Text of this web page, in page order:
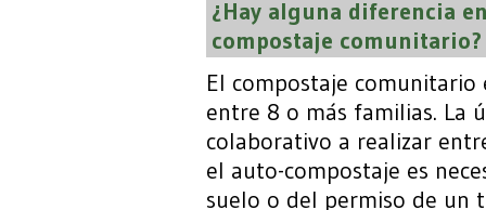
¿Hay alguna diferencia
compostaje comunitario?
El compostaje
entre 8 o más familias. La
colaborativo a realizar
el auto-compostaje es
suelo o del permiso de un